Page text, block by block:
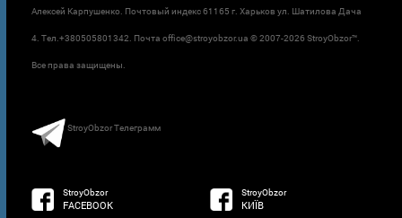
Алексей Карпушенко. Почтовый индекс 61165 г. Харьков ул. Шатилова Дача
4. Тел.+380505801342. Почта office@stroyobzor.ua © 2007-2026 StroyObzor™.
Все права защищены.
StroyObzor Телеграмм
StroyObzor
FACEBOOK
StroyObzor
КИЇВ